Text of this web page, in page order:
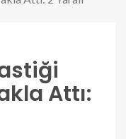
Attı: